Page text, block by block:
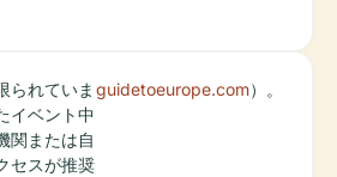
られていま
イベント中
関または自
セスが推奨
guidetoeurope.com）。